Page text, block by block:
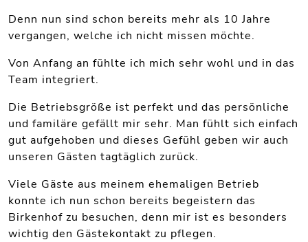
Denn nun sind schon bereits mehr als 10 Jahre
vergangen, welche ich nicht missen möchte.
Von Anfang an fühlte ich mich sehr wohl und in das
Team integriert.
Die Betriebsgröße ist perfekt und das persönliche
und familäre gefällt mir sehr. Man fühlt sich einfach
gut aufgehoben und dieses Gefühl geben wir auch
unseren Gästen tagtäglich zurück.
Viele Gäste aus meinem ehemaligen Betrieb
konnte ich nun schon bereits begeistern das
Birkenhof zu besuchen, denn mir ist es besonders
wichtig den Gästekontakt zu pflegen.